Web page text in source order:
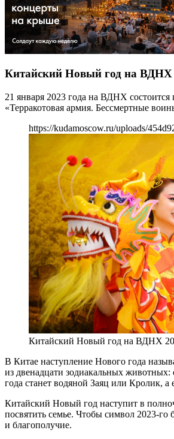
Китайский Новый год на ВДНХ
21 января 2023 года на ВДНХ состоится
«Терракотовая армия. Бессмертные
https://kudamoscow.ru/uploads/
Китайский Новый год на ВДНХ
В Китае наступление Нового года
из двенадцати зодиакальных
года станет водяной Заяц или Кролик,
Китайский Новый год наступит в
посвятить семье. Чтобы символ 2023-го
и благополучие.